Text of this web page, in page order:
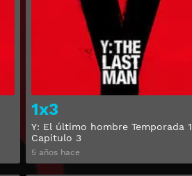
1x3
Y: El último hombre Temporada 1
Capitulo 3
5 años hace